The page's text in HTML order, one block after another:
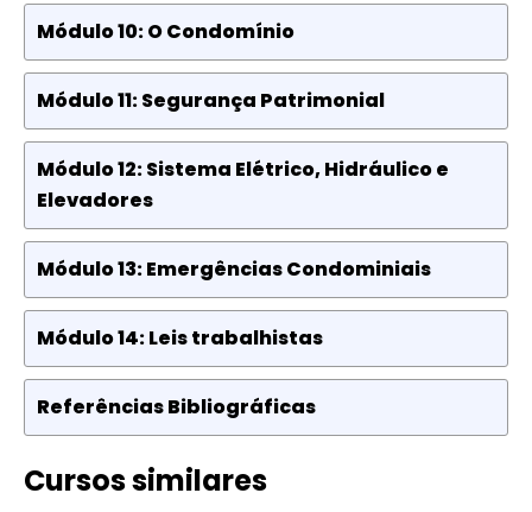
Módulo 10: O Condomínio
Módulo 11: Segurança Patrimonial
Módulo 12: Sistema Elétrico, Hidráulico e
Elevadores
Módulo 13: Emergências Condominiais
Módulo 14: Leis trabalhistas
Referências Bibliográficas
Cursos similares